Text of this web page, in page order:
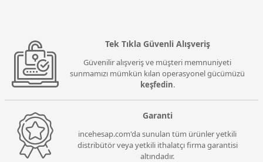
Tek Tıkla Güvenli Alışveriş
Güvenilir alışveriş ve müşteri memnuniyeti
sunmamızı mümkün kılan operasyonel gücümüzü
keşfedin.
Garanti
incehesap.com'da sunulan tüm ürünler yetkili
distribütör veya yetkili ithalatçı firma garantisi
altındadır.